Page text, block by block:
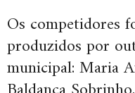
Os competidores
produzidos por
municipal: Maria